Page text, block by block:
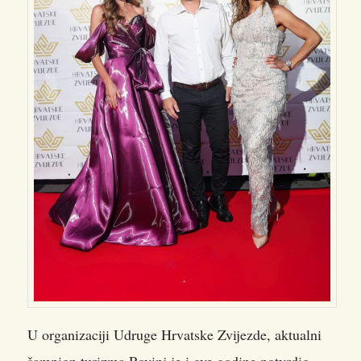
U organizaciji Udruge Hrvatske Zvijezde, aktualni